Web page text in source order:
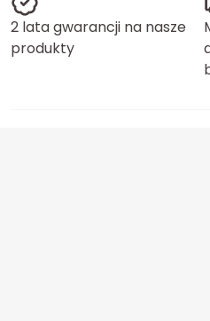
2 lata gwarancji na nasze
produkty